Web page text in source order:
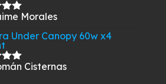
Morales
Under Canopy 60w x4
Cisternas